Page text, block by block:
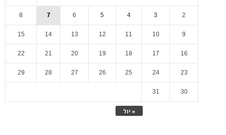
« יול
2
3
4
5
6
7
8
9
10
11
12
13
14
15
16
17
18
19
20
21
22
23
24
25
26
27
28
29
30
31